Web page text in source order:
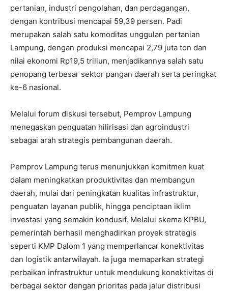
pertanian, industri pengolahan, dan perdagangan,
dengan kontribusi mencapai 59,39 persen. Padi
merupakan salah satu komoditas unggulan pertanian
Lampung, dengan produksi mencapai 2,79 juta ton dan
nilai ekonomi Rp19,5 triliun, menjadikannya salah satu
penopang terbesar sektor pangan daerah serta peringkat
ke-6 nasional.
Melalui forum diskusi tersebut, Pemprov Lampung
menegaskan penguatan hilirisasi dan agroindustri
sebagai arah strategis pembangunan daerah.
Pemprov Lampung terus menunjukkan komitmen kuat
dalam meningkatkan produktivitas dan membangun
daerah, mulai dari peningkatan kualitas infrastruktur,
penguatan layanan publik, hingga penciptaan iklim
investasi yang semakin kondusif. Melalui skema KPBU,
pemerintah berhasil menghadirkan proyek strategis
seperti KMP Dalom 1 yang memperlancar konektivitas
dan logistik antarwilayah. Ia juga memaparkan strategi
perbaikan infrastruktur untuk mendukung konektivitas di
berbagai sektor dengan prioritas pada jalur distribusi